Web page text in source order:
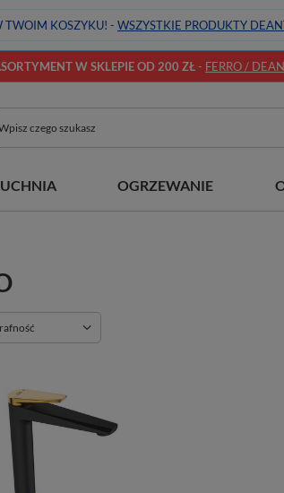
TWOIM KOSZYKU! - WSZYSTKIE PRODUKTY
W SKLEPIE OD 200 ZŁ- FERRO /
OGRZEWANIE